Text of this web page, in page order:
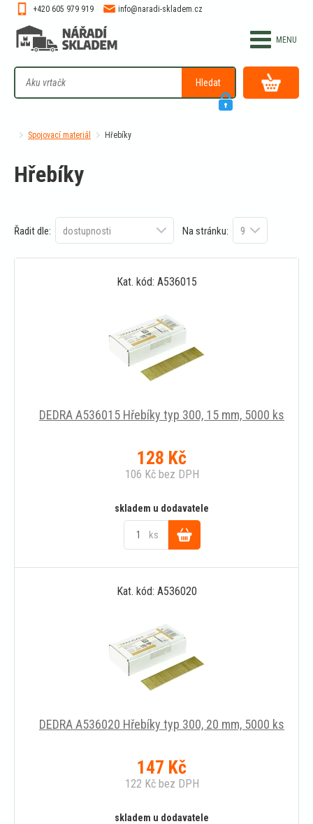
Hledat
+420 605 979 919 info@naradi-skladem.cz
Spojovací materiál Hřebíky
Hřebíky
Řadit dle: Na stránku:
Kat. kód: A536015
DEDRA A536015 Hřebíky typ 300, 15 mm, 5000 ks
128 Kč
106 Kčbez DPH
skladem u dodavatele
ks
Do
košíku
Kat. kód: A536020
DEDRA A536020 Hřebíky typ 300, 20 mm, 5000 ks
147 Kč
122 Kčbez DPH
skladem u dodavatele